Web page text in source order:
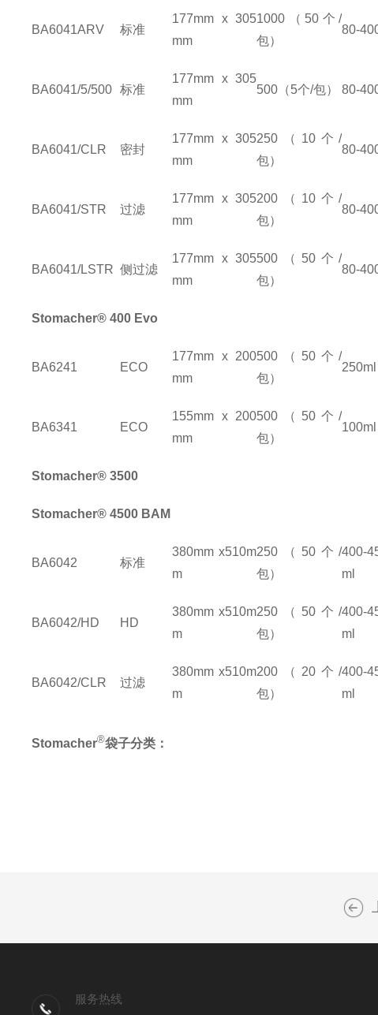
BA6041ARV 标准
177mm x 305
mm
1000 （ 50 个/
包）
80-
BA6041/5/500 标准
177mm x 305
mm
500 （5个/包） 80-
BA6041/CLR 密封
177mm x 305
mm
250 （ 10个/
包）
80-
BA6041/STR 过滤
177mm x 305
mm
200 （ 10个/
包）
80-
BA6041/LSTR 侧过滤
177mm x 305
mm
500 （ 50个/
包）
80-
Stomacher® 400 Evo
BA6241 ECO
177mm x 200
mm
500 （ 50个/
包）
250ml
BA6341 ECO
155mm x 200
mm
500 （ 50个/
包）
100ml
Stomacher® 3500
Stomacher® 4500 BAM
BA6042 标准
380mm x510m
m
250 （ 50个/
包）
400-
ml
BA6042/HD HD
380mm x510m
m
250 （ 50个/
包）
400-
ml
BA6042/CLR 过滤
380mm x510m
m
200 （ 20个/
包）
400-
ml
Stomacher®袋子分类：
服务热线